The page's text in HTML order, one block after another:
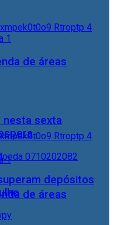
de áreas
de áreas
nesta sexta
depósitos